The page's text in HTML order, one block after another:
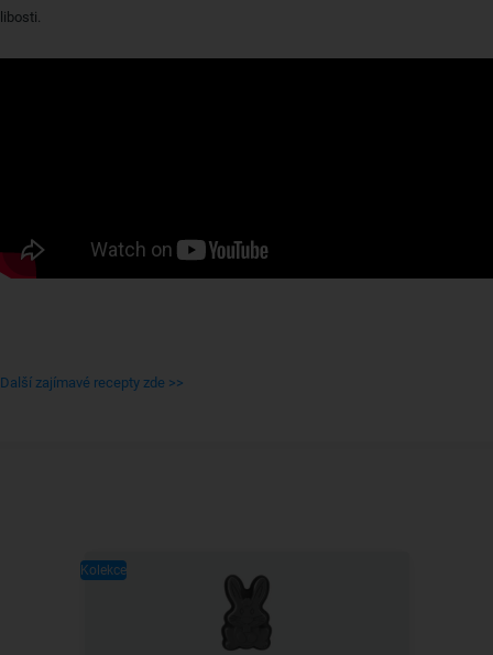
libosti.
Další zajímavé recepty zde >>
Kolekce